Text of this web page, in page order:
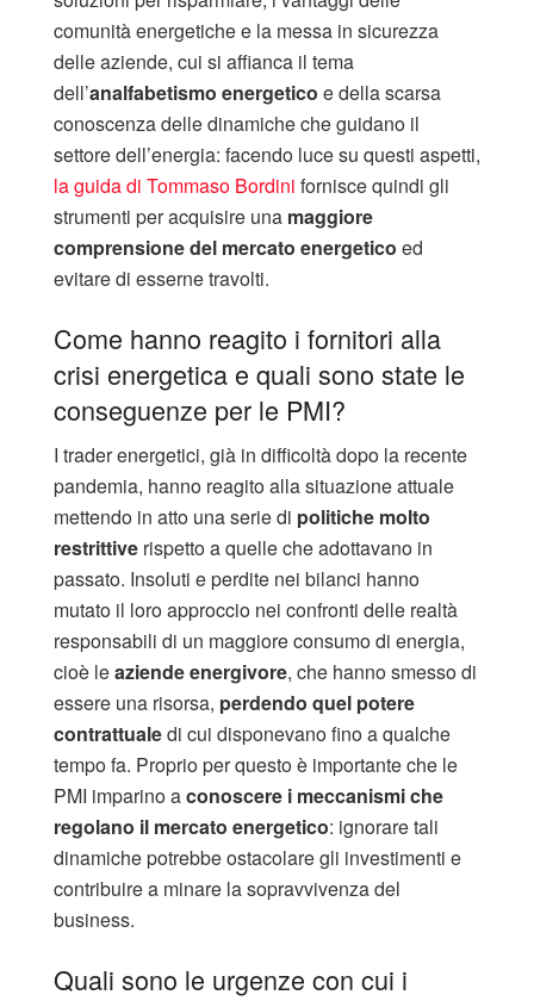
comunità energetiche e la messa in sicurezza
delle aziende, cui si affianca il tema
dell’analfabetismo energetico e della scarsa
conoscenza delle dinamiche che guidano il
settore dell’energia: facendo luce su questi aspetti,
la guida di Tommaso Bordini fornisce quindi gli
strumenti per acquisire una maggiore
comprensione del mercato energetico ed
evitare di esserne travolti.
Come hanno reagito i fornitori alla
crisi energetica e quali sono state le
conseguenze per le PMI?
I trader energetici, già in difficoltà dopo la recente
pandemia, hanno reagito alla situazione attuale
mettendo in atto una serie di politiche molto
restrittive rispetto a quelle che adottavano in
passato. Insoluti e perdite nei bilanci hanno
mutato il loro approccio nei confronti delle realtà
responsabili di un maggiore consumo di energia,
cioè leaziende energivore, che hanno smesso di
essere una risorsa, perdendo quel potere
contrattualedi cui disponevano fino a qualche
tempo fa. Proprio per questo è importante che le
PMI imparino aconoscere i meccanismi che
regolano il mercato energetico: ignorare tali
dinamiche potrebbe ostacolare gli investimenti e
contribuire a minare la sopravvivenza del
business.
Quali sono le urgenze con cui i